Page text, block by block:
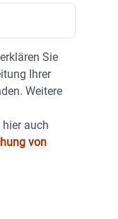
Sie
Ihrer
Weitere
hier auch
von